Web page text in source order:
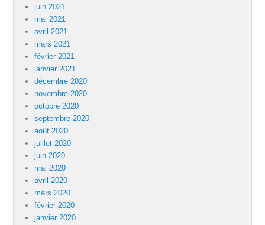
juin 2021
mai 2021
avril 2021
mars 2021
février 2021
janvier 2021
décembre 2020
novembre 2020
octobre 2020
septembre 2020
août 2020
juillet 2020
juin 2020
mai 2020
avril 2020
mars 2020
février 2020
janvier 2020